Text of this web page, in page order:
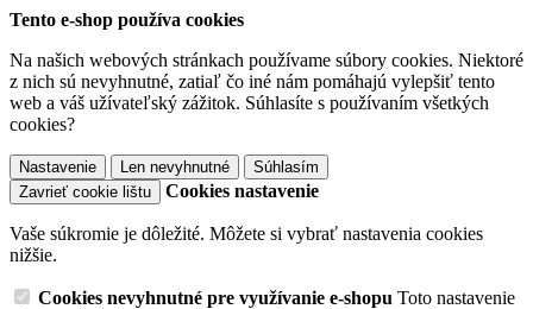
Tento e-shop používa cookies
Na našich webových stránkach používame súbory cookies. Niektoré
z nich sú nevyhnutné, zatiaľ čo iné nám pomáhajú vylepšiť tento
web a váš užívateľský zážitok. Súhlasíte s používaním všetkých
cookies?
Nastavenie Len nevyhnutné
Súhlasím
Zavrieť cookie lištu
Cookies nastavenie
Vaše súkromie je dôležité. Môžete si vybrať nastavenia cookies
nižšie.
Cookies nevyhnutné pre využívanie e-shopu Toto nastavenie